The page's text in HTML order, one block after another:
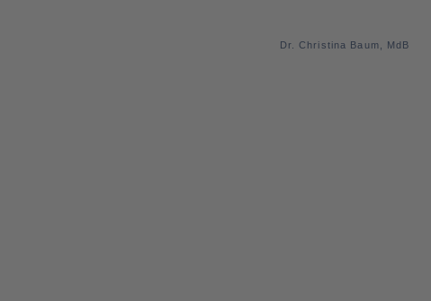
Dr. Christina Baum, MdB